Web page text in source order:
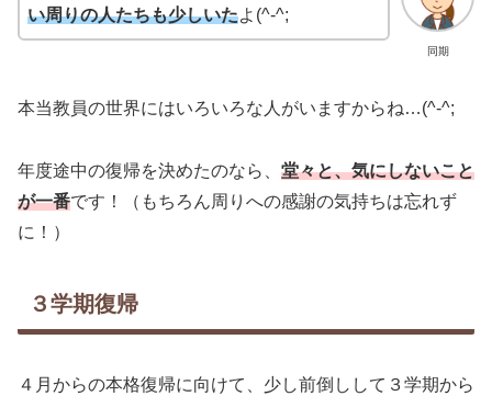
同期
い周りの人たちも少しいたよ(^-^;
本当教員の世界にはいろいろな人がいますからね…(^-^;
年度途中の復帰を決めたのなら、 堂々と、気にしないこと
が一番です！（もちろん周りへの感謝の気持ちは忘れず
に！）
３学期復帰
４月からの本格復帰に向けて、少し前倒しして３学期から